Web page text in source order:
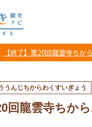
【終了】第20回龍雲寺ちか
うんじちからわくすいぎょう
回龍雲寺ちか